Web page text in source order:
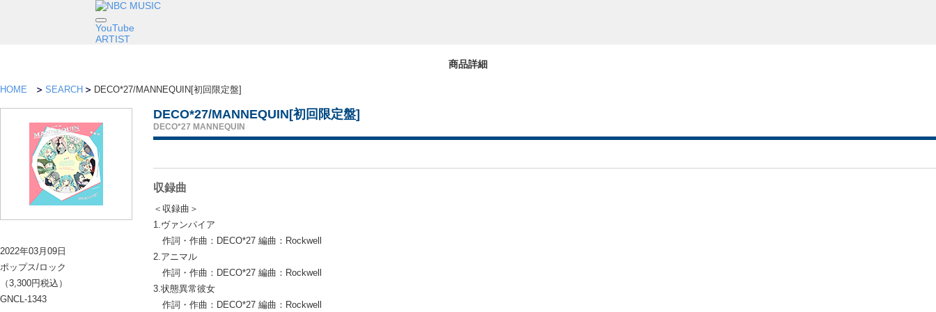
YouTube
ARTIST
商品詳細
HOME SEARCH DECO*27/MANNEQUIN[初回限定盤]
2022年03月09日
ポップス/ロック
（3,300円税込）
GNCL-1343
DECO*27/MANNEQUIN[初回限定盤]
DECO*27 MANNEQUIN
収録曲
＜収録曲＞
1.ヴァンパイア
作詞・作曲：DECO*27 編曲：Rockwell
2.アニマル
作詞・作曲：DECO*27 編曲：Rockwell
3.状態異常彼女
作詞・作曲：DECO*27 編曲：Rockwell